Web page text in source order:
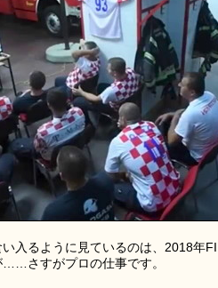
入るように見ているのは、2018年
さすがプロの仕事です。